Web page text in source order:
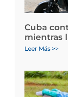
Cuba
mientras
Leer Más >>